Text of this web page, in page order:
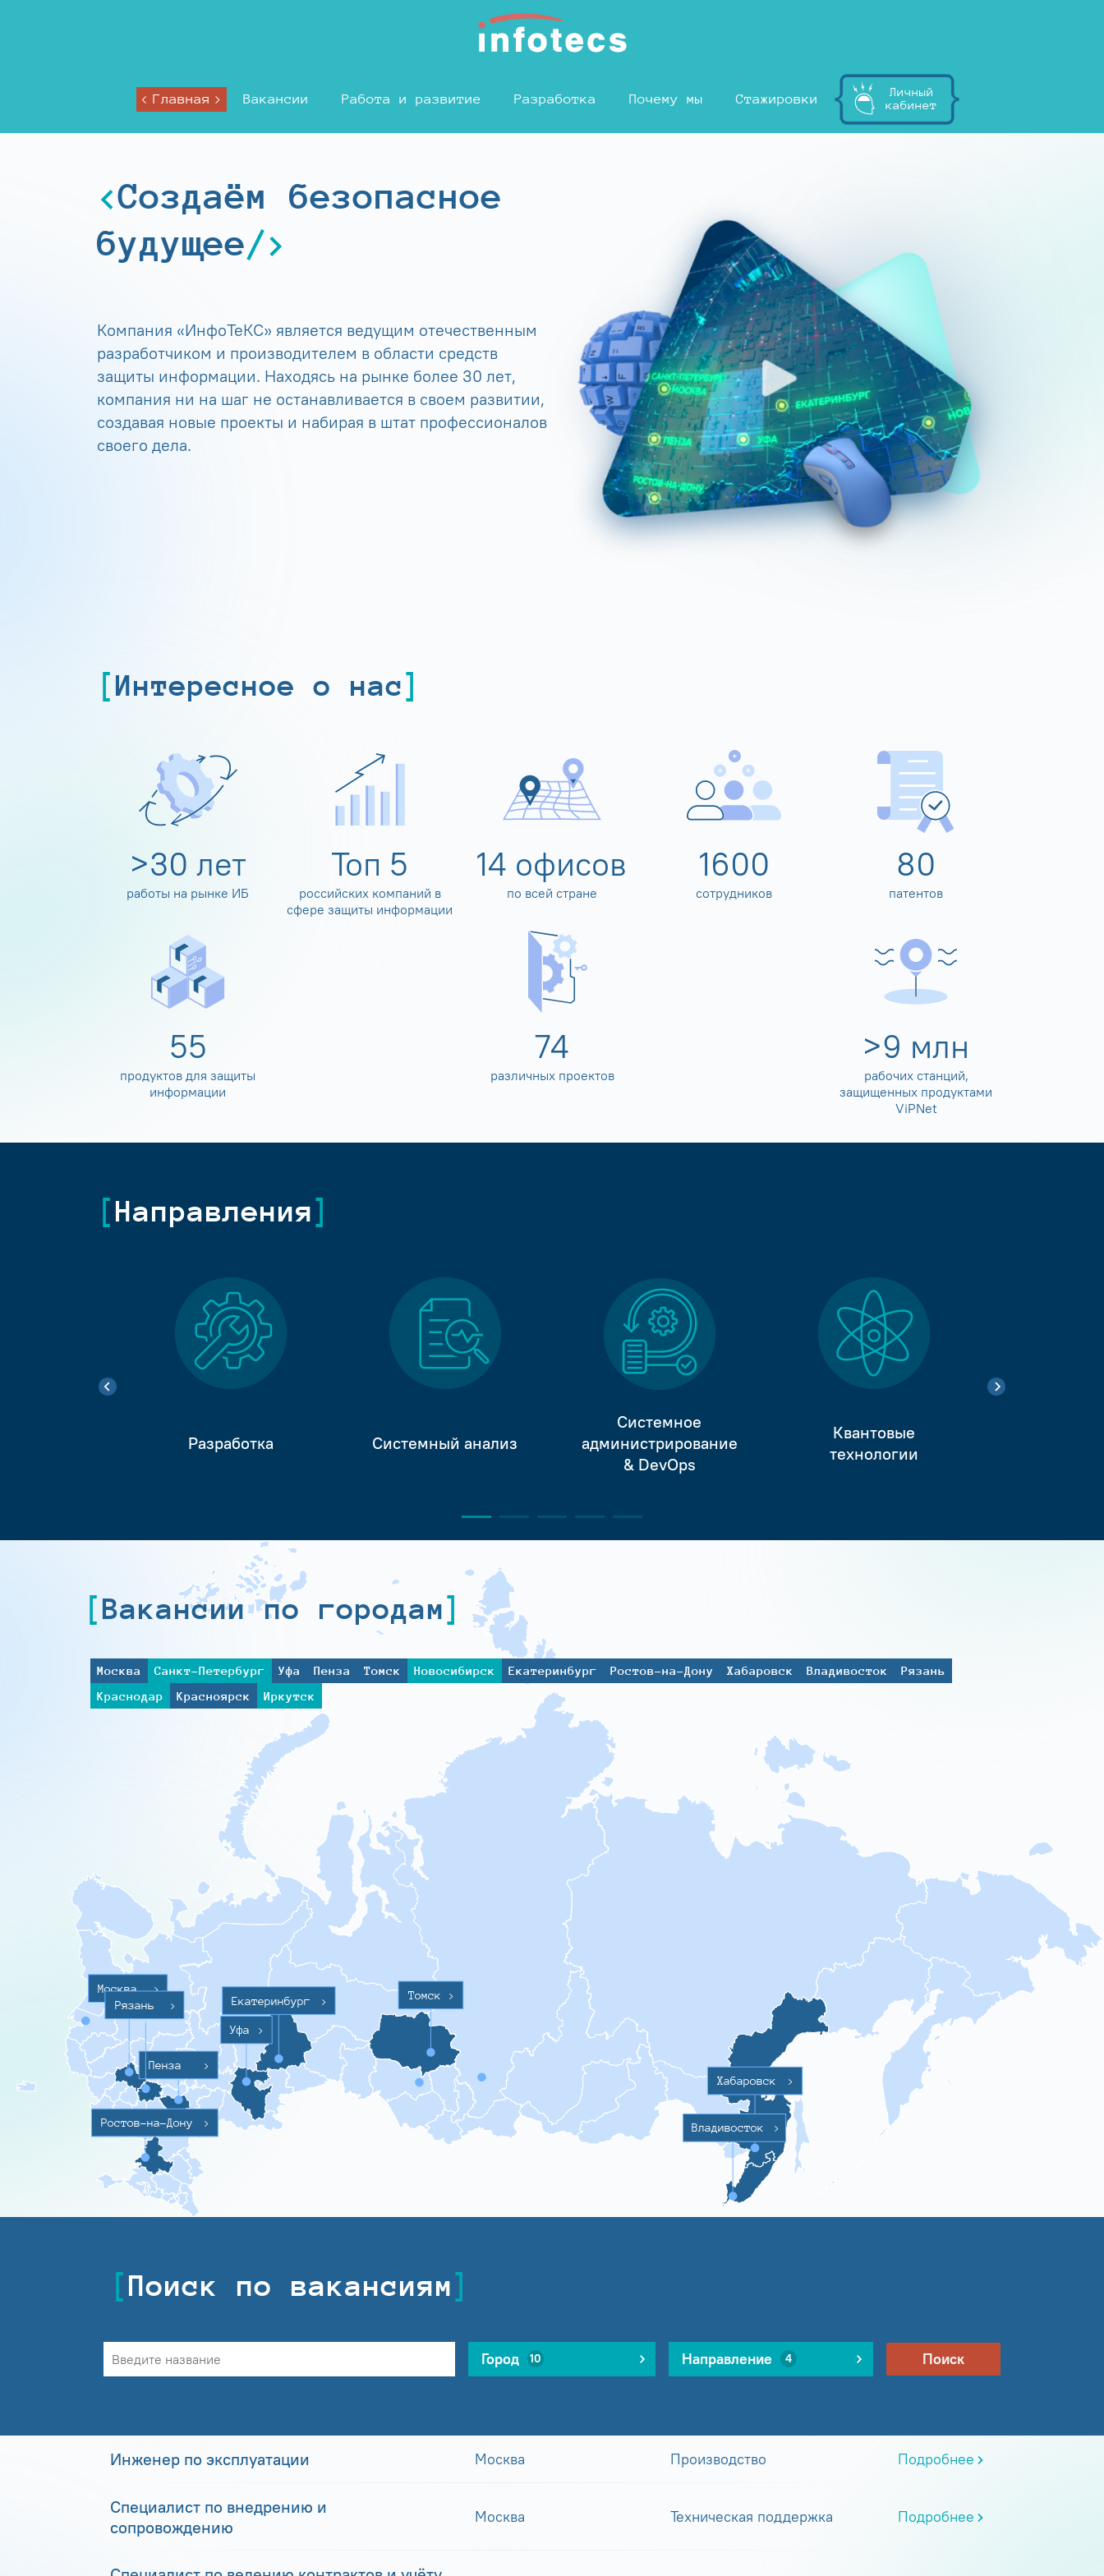
Главная Вакансии Работа и развитие Разработка Почему мы Стажировки
Личный
кабинет
Создаём безопасное
будущее
Компания «ИнфоТеКС» является ведущим отечественным
разработчиком и производителем в области средств
защиты информации. Находясь на рынке более 30 лет,
компания ни на шаг не останавливается в своем развитии,
создавая новые проекты и набирая в штат профессионалов
своего дела.
Интересное о нас
>30 лет
работы на рынке ИБ
Топ 5
российских компаний в
сфере защиты информации
14 офисов
по всей стране
1600
сотрудников
80
патентов
60
продуктов для защиты
информации
80
различных проектов
>10 млн
рабочих станций,
защищенных продуктами
ViPNet
Направления
Разработка Системный анализ
Системное
администрирование
& DevOps
Квантовые
технологии
Вакансии по городам
Москва Санкт-Петербург Уфа Пенза Томск Новосибирск Екатеринбург Ростов-на-Дону Хабаровск Владивосток
Рязань
Краснодар
Красноярск Иркутск
Москва >
Ростов-на-Дону >
Пенза >
Уфа >
Екатеринбург > Томск >
Хабаровск >
Владивосток >
Рязань >
Поиск по вакансиям
Город 10 Направление 4 Поиск
Инженер по эксплуатации Москва Производство Подробнее
Специалист по внедрению и
сопровождению
Москва Техническая поддержка Подробнее